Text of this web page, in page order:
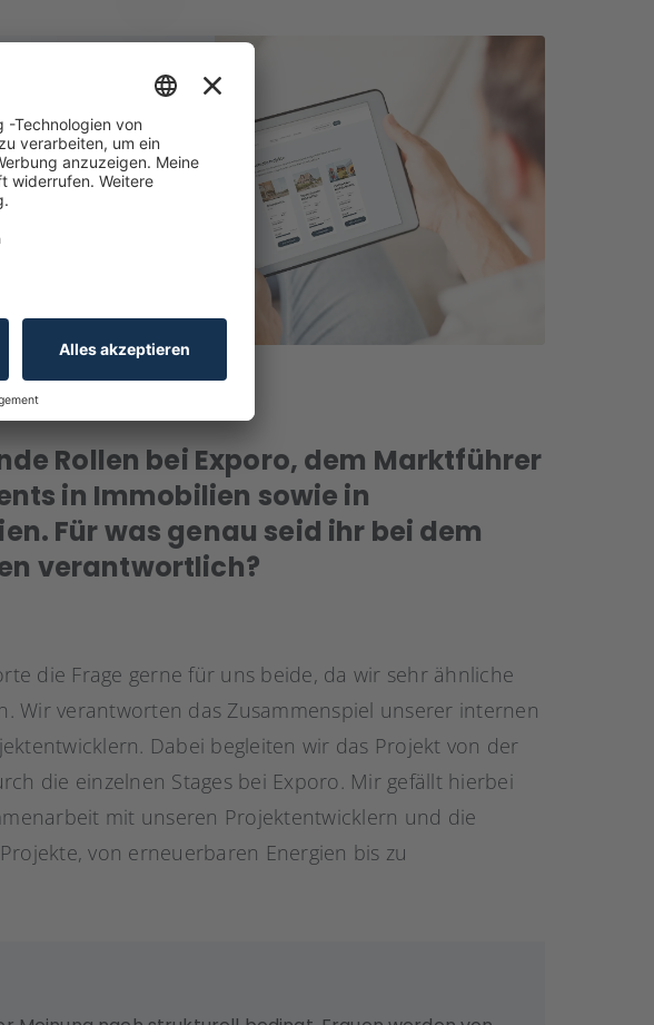
zu
Bereich der
erhalten.
Rollen bei Exporo, dem Marktführer
in Immobilien sowie in
Für was genau seid ihr bei dem
verantwortlich?
die Frage gerne für uns beide, da wir sehr ähnliche
Wir verantworten das Zusammenspiel unserer internen
Dabei begleiten wir das Projekt von der
die einzelnen Stages bei Exporo. Mir gefällt hierbei
mit unseren Projektentwicklern und die
von erneuerbaren Energien bis zu